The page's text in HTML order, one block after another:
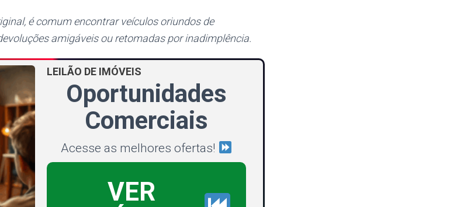
é comum encontrar veículos oriundos de
amigáveis ou retomadas por inadimplência.
LEILÃO DE IMÓVEIS
Oportunidades
Comerciais
Acesse as melhores ofertas!
VER